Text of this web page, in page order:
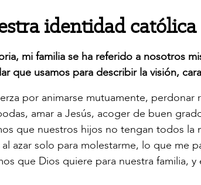
identidad católica
mi familia se ha referido a nosotros
que usamos para describir la visión,
por animarse mutuamente,
amar a Jesús, acoger de buen
que nuestros hijos no tengan todos
azar solo para molestarme, lo que me
que Dios quiere para nuestra familia,